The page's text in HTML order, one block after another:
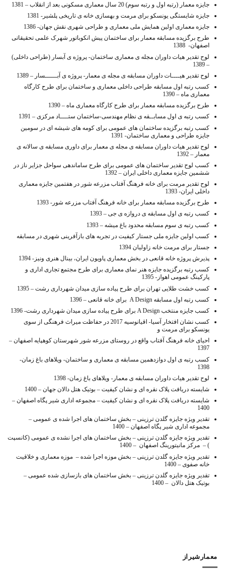
جایزه معمار (رتبه اول و رتبه سوم) 20 سال معماری مسکونی بعد از انقلاب – 1381
جایزه شایستگی یونسکو برای مرمت و بهسازی خانه ی تاریخی پلشیر- 1381
جایزه معماری اولین همایش ملی معماری و طراحی شهری نقش جهان- 1386
طرح برگزیده مسابقه معمار برای ساختمان پیش انکوباتور شهرک علمی تحقیقاتی
اصفهان- 1388
لوح تقدیر هیات داوران مجله ی معماری ساختمان- پروژه ی آبسار (طراحی داخلی)
– 1389
لوح تقدیر هیــــات داوران مسابقه ی مجله ی معمار- پروژه ی آبــــــسار – 1389
کسب رتبه اول مسابقه طراحی داخلی معماری و ساختمان برای طرح کارگاه
معماری ماه – 1390
طرح برگزیده مسابقه معمار برای طرح کارگاه معماری ماه – 1390
کسب رتبه ی اول مسابــقه ی نظام مهندسی-ساختمان ستــــاد مرکزی – 1391
کسب رتبه برگزیده ساختمان های عمومی برای کومه های شیشه ای در سومین
جایزه طراحی و معماری ساختمان- 1391
لوح تقدیر هیات داوران مسابقه ی مجله ی معمار برای داوری مسابقه ی سالانه ی
معمار – 1392
کسب لوح تقدیر ساختمان های عمومی برای طرح ساماندهی سواحل جزایر ناز در
ششمین جایزه معماری داخلی ایران – 1392
لوح تقدیر مرمت برای خانه فرهنگ آفتاب مزرعه شور در هفتمین جایزه معماری
داخلی ایران- 1393
طرح برگزیده مسابقه معمار برای خانه فرهنگ آفتاب مزرعه شور- 1393
کسب رتبه ی اول مسابقه ی دروازه ی جی – 1393
کسب رتبه ی سوم مسابقه محدود باغ میشه – 1393
کسب اولین جایزه ملی جستار کیفیت در تجربه های بازآفرینی شهری در مسابقه
جستار برای مرمت خانه زاولیان 1394
پذیرش پروژه خانه قانعی در بخش معماری پاویون ایران، بینال هنری ونیز- 1394
کسب رتبه برگزیده جایزه هنر نمای معماری برای طرح مجتمع تجاری اداری و
پارکینگ عمومی اهواز- 1395
کسب خشت طلایی تهران برای طرح پیاده سازی میدان شهرداری رشت – 1395
کسب رتبه اول مسابقه A Design برای خانه قانعی – 1396
کسب جایزه منتخب A Design برای طرح پیاده سازی میدان شهرداری رشت- 1396
کسب نشان افتخار آسیا- اقیانوسیه 2017 در حفاظت میراث فرهنگی از سوی
یونسکو برای مرمت و
احیای خانه فرهنگ آفتاب واقع در روستای مزرعه شور شهرستان کوهپایه اصفهان –
1397
کسب رتبه ی اول دوازدهمین مسابقه ی معماری و ساختمان- ویلاهای باغ زمان-
1398
لوح تقدیر هیات داوران مسابقه ی معمار- ویلاهای باغ زمان- 1398
شایسته دریافت پلاک نقره ای و نشان کیفیت – بوتیک هتل دالان جهان – 1400
شایسته دریافت پلاک نقره ای و نشان کیفیت – مجموعه اداری شیر پگاه اصفهان –
1400
تقدیر ویژه جایزه گلدن ترزینی – بخش ساختمان های اجرا شده ی عمومی –
مجموعه اداری شیر پگاه اصفهان – 1400
تقدیر ویژه جایزه گلدن ترزینی – بخش ساختمان های اجرا نشده ی عمومی (کانسپت
) – مرکز مانیتورینگ اصفهان – 1400
تقدیر ویژه جایزه گلدن ترزینی – بخش موزه اجرا شده – موزه معماری و خلاقیت
خانه صفوی – 1400
تقدیر ویژه جایزه گلدن ترزینی – بخش ساختمان های بازسازی شده عمومی –
بوتیک هتل دالان – 1400
معمارشیراز